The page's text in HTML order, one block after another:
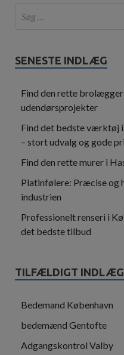
SENESTE INDLÆG
Find den rette
udendørsprojekter
Find det bedste værktøj
– stort udvalg og gode
Find den rette murer i
Platinfølere: Præcise og
industrien
Professionelt renseri i
det bedste tilbud
TILFÆLDIGT INDLÆG
Bedemand København
bedemænd Gentofte
Adgangskontrol Valby